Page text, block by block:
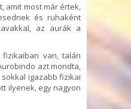
amit most már értek,
és ruhaként
az aurák a
van, talán
azt mondta,
igazabb fizikai
ilyenek, egy nagyon